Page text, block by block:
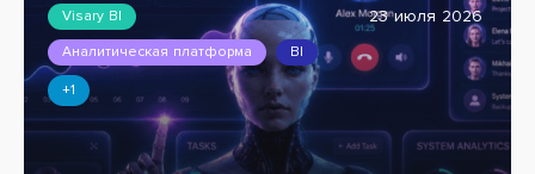
Visary BI
Аналитическая платформа
BI
+1
23 июля 2026